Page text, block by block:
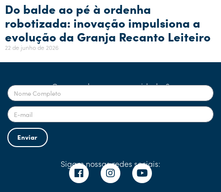
Do balde ao pé à ordenha
robotizada: inovação impulsiona a
evolução da Granja Recanto Leiteiro
22 de junho de 2026
Quer receber nossas novidades?
Enviar
Sigam nossas redes sociais: